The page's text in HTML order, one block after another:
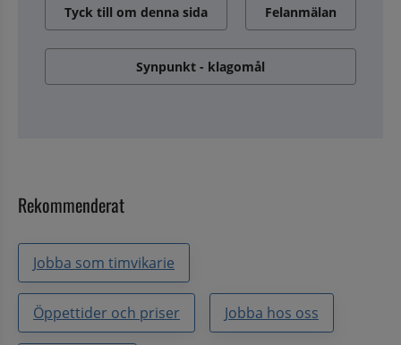
Tyck till om denna sida Felanmälan
Synpunkt - klagomål
Rekommenderat
Jobba som timvikarie
Öppettider och priser Jobba hos oss